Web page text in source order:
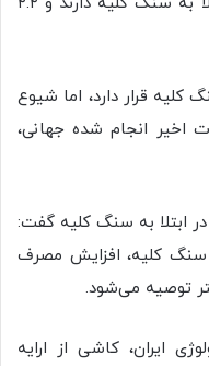
کلیه قرار دارد، اما شیوع
اخیر انجام شده جهانی،
ابتلا به سنگ کلیه گفت:
سنگ کلیه، افزایش مصرف
ایران، کاشی از ارایه